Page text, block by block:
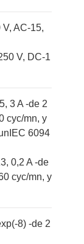
V, AC-15,
V, DC-1
3 A -de 2
cyc/mn, y
6094
0,2 A -de
cyc/mn, y
8) -de 2